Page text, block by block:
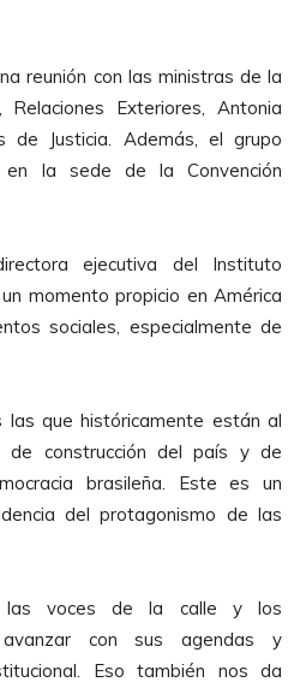
reunión con las ministras de la
Relaciones Exteriores, Antonia
de Justicia. Además, el grupo
la sede de la Convención
ejecutiva del Instituto
momento propicio en América
sociales, especialmente de
las que históricamente están al
construcción del país y de
brasileña. Este es un
del protagonismo de las
las voces de la calle y los
avanzar con sus agendas y
Eso también nos da